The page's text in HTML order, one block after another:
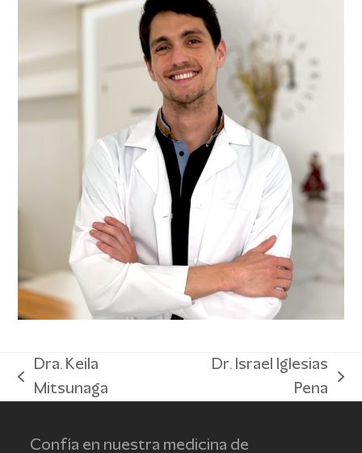
previous
Dra. Keila
Mitsunaga
Dr. Israel Iglesias
Pena
Confía en nuestra medicina de